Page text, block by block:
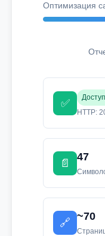
Оптимизация
✅
HTTP:
📄
47
🔗
~70